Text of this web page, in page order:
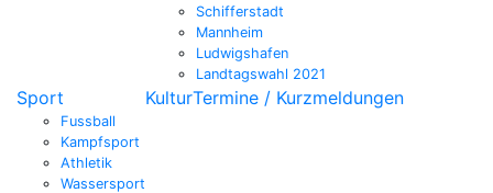
Schifferstadt
Mannheim
Ludwigshafen
Landtagswahl 2021
Sport
Fussball
Kampfsport
Athletik
Wassersport
KulturTermine / Kurzmeldungen